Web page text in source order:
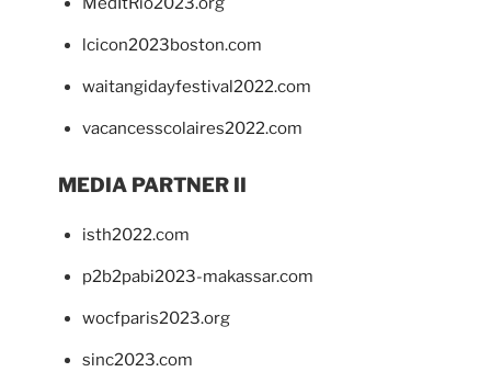
lcicon2023boston.com
waitangidayfestival2022.com
vacancesscolaires2022.com
MEDIA PARTNER II
isth2022.com
p2b2pabi2023-makassar.com
wocfparis2023.org
sinc2023.com